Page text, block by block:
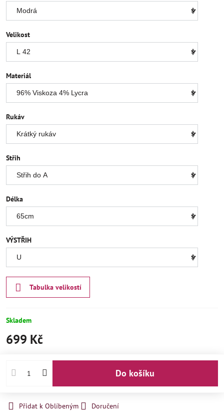
Velikost
Materiál
Rukáv
Střih
Délka
VÝSTŘIH
Tabulka velikostí
Skladem
699 Kč
Do košíku
Přidat k Oblíbeným
Doručení